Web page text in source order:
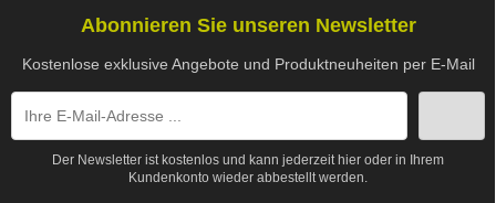
Abonnieren Sie unseren Newsletter
Kostenlose exklusive Angebote und Produktneuheiten per E-Mail
Der Newsletter ist kostenlos und kann jederzeit hier oder in Ihrem
Kundenkonto wieder abbestellt werden.